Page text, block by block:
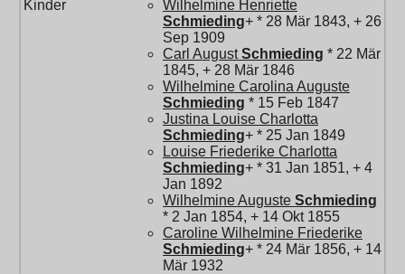
Kinder
Wilhelmine Henriette
Schmieding+ * 28 Mär 1843, + 26
Sep 1909
Carl August Schmieding * 22 Mär
1845, + 28 Mär 1846
Wilhelmine Carolina Auguste
Schmieding * 15 Feb 1847
Justina Louise Charlotta
Schmieding+ * 25 Jan 1849
Louise Friederike Charlotta
Schmieding+ * 31 Jan 1851, + 4
Jan 1892
Wilhelmine Auguste Schmieding
* 2 Jan 1854, + 14 Okt 1855
Caroline Wilhelmine Friederike
Schmieding+ * 24 Mär 1856, + 14
Mär 1932